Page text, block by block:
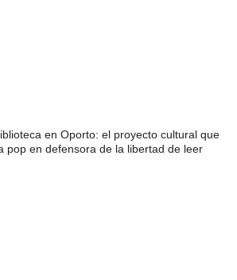
en Oporto: el proyecto cultural que
pop en defensora de la libertad de leer